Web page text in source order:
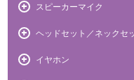
スピーカーマイク
ヘッドセット／ネックセ
イヤホン